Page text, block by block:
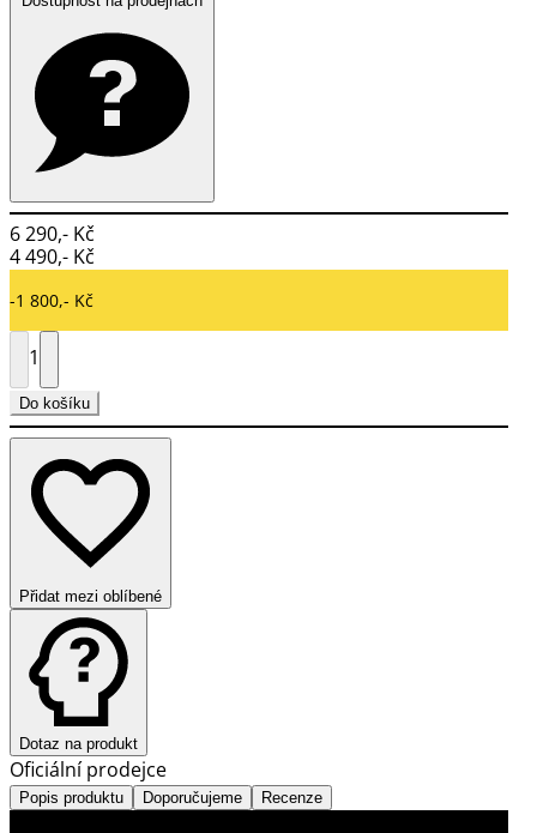
6 290,- Kč
4 490,- Kč
-1 800,- Kč
1
Do košíku
Přidat mezi oblíbené
Dotaz na produkt
Oficiální prodejce
Popis produktu Doporučujeme Recenze